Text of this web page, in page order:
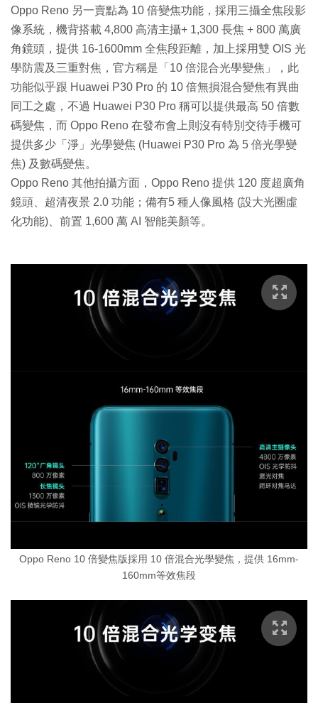
Oppo Reno 另一賣點為 10 倍變焦功能，採用三攝全焦段影
像系統，機背搭載 4,800 高清主攝+ 1,300 長焦 + 800 萬廣
角鏡頭，提供 16-1600mm 全焦段距離，加上採用雙 OIS 光
學防震及三重對焦，官方稱是「10 倍混合光學變焦」，此
功能似乎跟 Huawei P30 Pro 的 10 倍無損混合變焦有異曲
同工之處，不過 Huawei P30 Pro 稱可以提供最高 50 倍數
碼變焦，而 Oppo Reno 在發布會上則沒有特別交待手機可
提供多少「淨」光學變焦 (Huawei P30 Pro 為 5 倍光學變
焦) 及數碼變焦。
Oppo Reno 其他拍攝方面，Oppo Reno 提供 120 度超廣角
鏡頭、超清夜景 2.0 功能；備有5 種人像風格 (設大光圈虛
化功能)、前置 1,600 萬 AI 智能美顏等。
Oppo Reno 10 倍變焦版採用 10 倍混合光學變焦，提供 16mm-
160mm等效焦段